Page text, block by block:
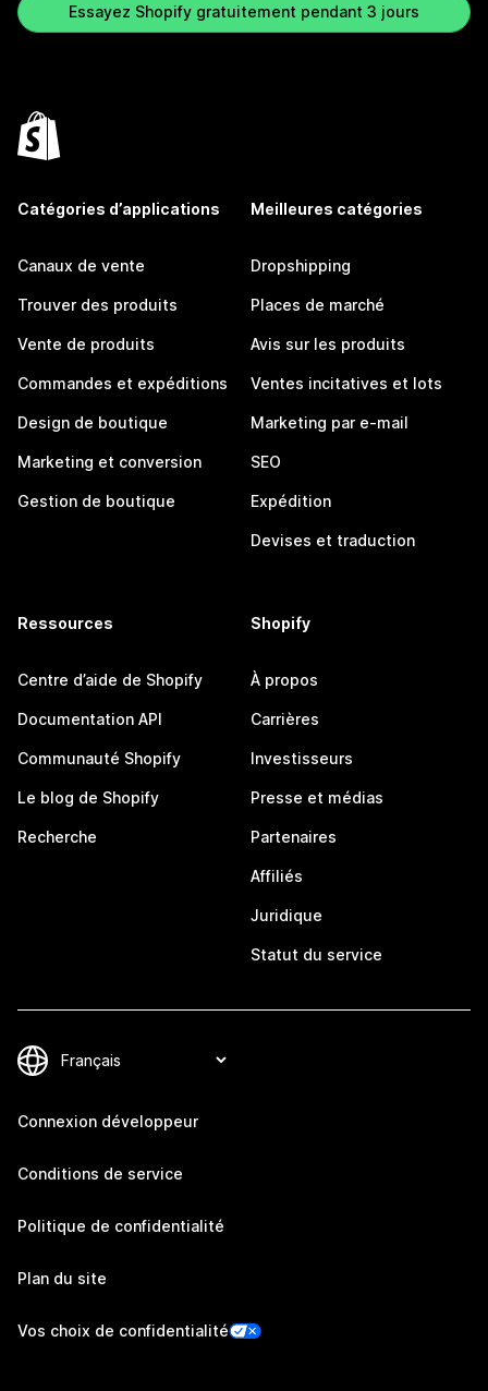
Essayez Shopify gratuitement pendant 3 jours
Catégories d’applications
Canaux de vente
Trouver des produits
Vente de produits
Commandes et expéditions
Design de boutique
Marketing et conversion
Gestion de boutique
Meilleures catégories
Dropshipping
Places de marché
Avis sur les produits
Ventes incitatives et lots
Marketing par e-mail
SEO
Expédition
Devises et traduction
Ressources
Centre d’aide de Shopify
Documentation API
Communauté Shopify
Le blog de Shopify
Recherche
Shopify
À propos
Carrières
Investisseurs
Presse et médias
Partenaires
Affiliés
Juridique
Statut du service
Connexion développeur
Conditions de service
Politique de confidentialité
Plan du site
Vos choix de confidentialité